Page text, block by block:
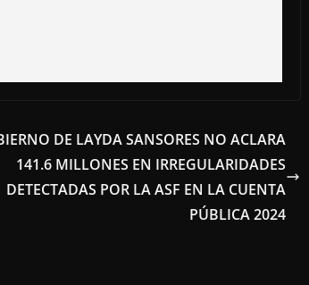
DE LAYDA SANSORES NO ACLARA
141.6 MILLONES EN IRREGULARIDADES
DETECTADAS POR LA ASF EN LA CUENTA
PÚBLICA 2024